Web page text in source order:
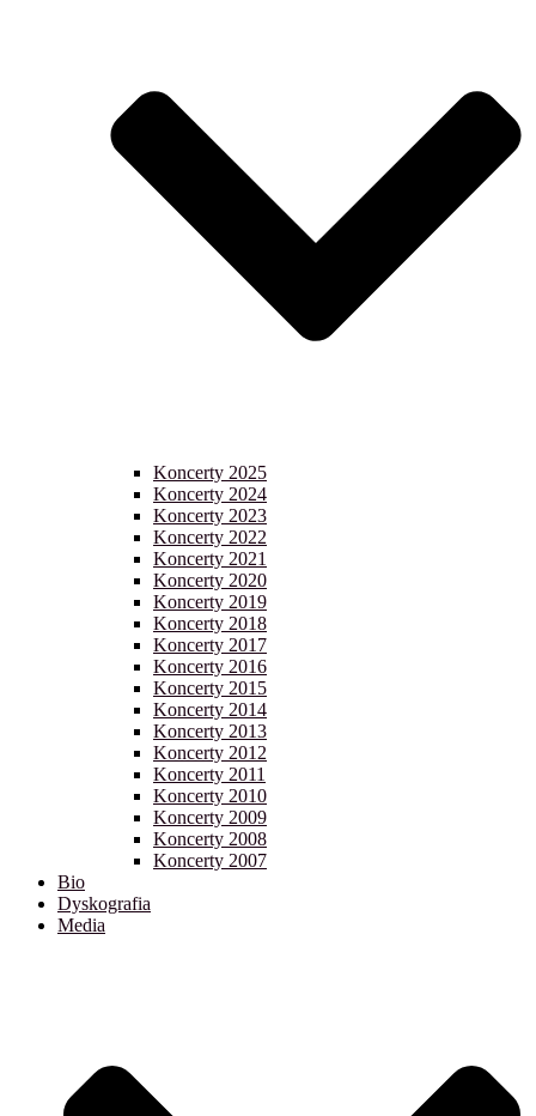
Koncerty 2025
Koncerty 2024
Koncerty 2023
Koncerty 2022
Koncerty 2021
Koncerty 2020
Koncerty 2019
Koncerty 2018
Koncerty 2017
Koncerty 2016
Koncerty 2015
Koncerty 2014
Koncerty 2013
Koncerty 2012
Koncerty 2011
Koncerty 2010
Koncerty 2009
Koncerty 2008
Koncerty 2007
Bio
Dyskografia
Media